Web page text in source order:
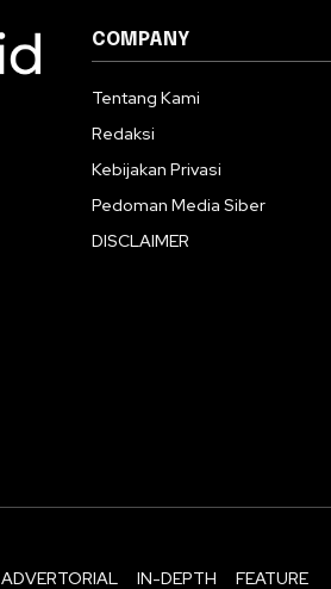
COMPANY
Tentang Kami
Redaksi
Kebijakan Privasi
Pedoman Media Siber
DISCLAIMER
ADVERTORIAL IN-DEPTH FEATURE